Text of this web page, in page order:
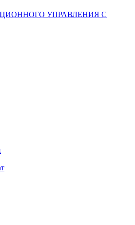
УПРАВЛЕНИЯ С